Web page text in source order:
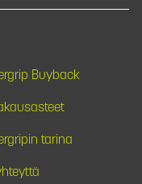
Buyback
tarina